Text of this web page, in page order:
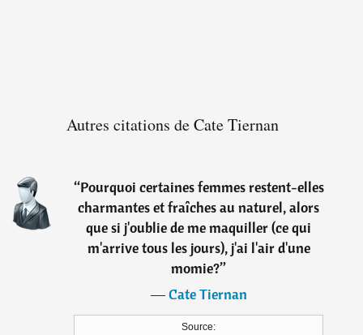
Autres citations de Cate Tiernan
“Pourquoi certaines femmes restent-elles
charmantes et fraîches au naturel, alors
que si j'oublie de me maquiller (ce qui
m'arrive tous les jours), j'ai l'air d'une
momie?”
―Cate Tiernan
Source: